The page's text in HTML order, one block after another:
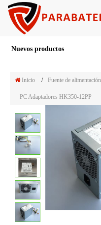
Nuevos productos
Inicio / Fuente de alimentación
PC Adaptadores HK350-12PP